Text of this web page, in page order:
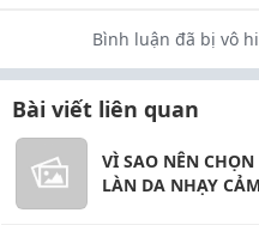
Bình luận đã bị vô
Bài viết liên quan
VÌ SAO NÊN
LÀN DA NHẠY